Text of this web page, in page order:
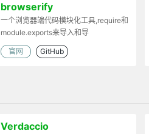
browserify
一个浏览器端代码模块化工具,require和
module.exports来导入和导
出.Browserify的原理：部署时处理代码
依赖，将模块打包为一个文件。
官网 GitHub
Verdaccio